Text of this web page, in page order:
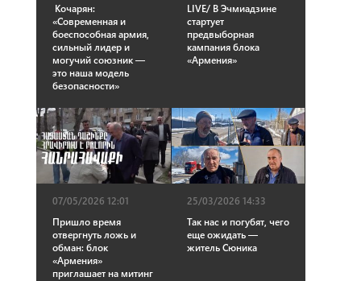
Кочарян:
«Современная и
боеспособная армия,
сильный лидер и
могучий союзник —
это наша модель
безопасности»
LIVE/ В Эчмиадзине
стартует
предвыборная
кампания блока
«Армения»
07/05/2026 12:01
Пришло время
отвергнуть ложь и
обман: блок
«Армения»
приглашает на митинг
25/03/2026 14:33
Так нас и погубят, чего
еще ожидать —
житель Сюника